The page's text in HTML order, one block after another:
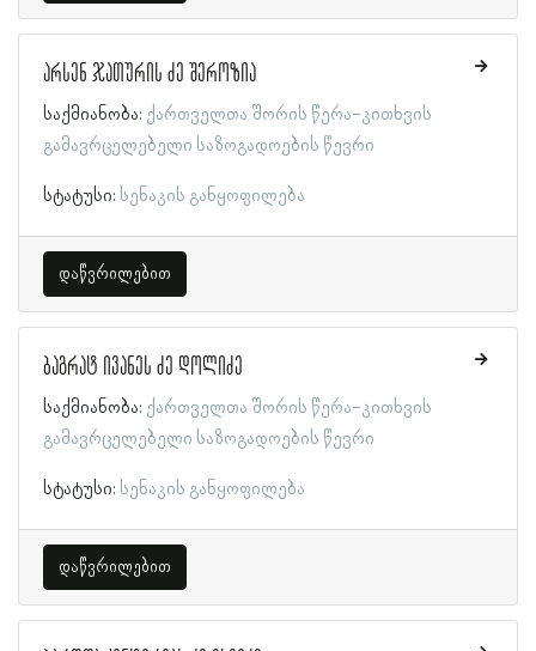
არსენ ჯათურის ძე შეროზია
საქმიანობა: ქართველთა შორის წერა-კითხვის
გამავრცელებელი საზოგადოების წევრი
სტატუსი: სენაკის განყოფილება
დაწვრილებით
ბაგრატ ივანეს ძე დოლიძე
საქმიანობა: ქართველთა შორის წერა-კითხვის
გამავრცელებელი საზოგადოების წევრი
სტატუსი: სენაკის განყოფილება
დაწვრილებით